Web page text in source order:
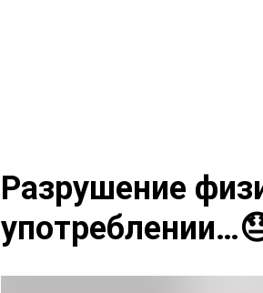
Разрушение